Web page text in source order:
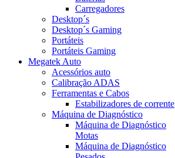
Carregadores
Desktop´s
Desktop´s Gaming
Portáteis
Portáteis Gaming
Megatek Auto
Acessórios auto
Calibração ADAS
Ferramentas e Cabos
Estabilizadores de corrente
Máquina de Diagnóstico
Máquina de Diagnóstico
Motas
Máquina de Diagnóstico